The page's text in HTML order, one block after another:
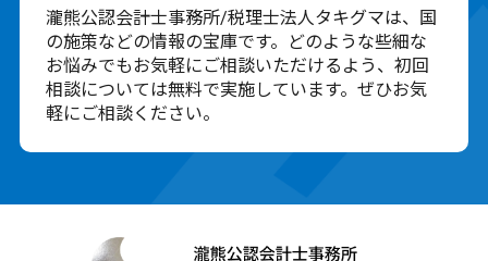
瀧熊公認会計士事務所/税理士法人タキグマは、国
の施策などの情報の宝庫です。どのような些細な
お悩みでもお気軽にご相談いただけるよう、初回
相談については無料で実施しています。ぜひお気
軽にご相談ください。